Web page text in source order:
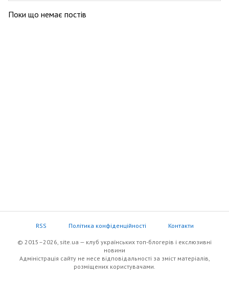
Поки що немає постів
RSS Політика конфіденційності Контакти
© 2015–2026, site.ua — клуб українських топ-блогерів i екслюзивнi
новини
Адміністрація сайту не несе відповідальності за зміст матеріалів,
розміщених користувачами.